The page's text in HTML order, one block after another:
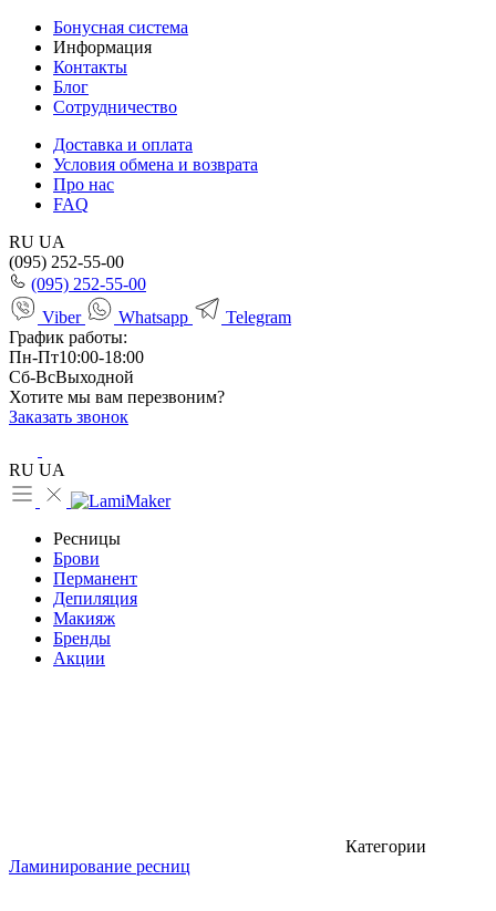
Бонусная система
Информация
Контакты
Блог
Сотрудничество
Доставка и оплата
Условия обмена и возврата
Про нас
FAQ
RU UA
(095) 252-55-00
(095) 252-55-00
Viber
Whatsapp
Telegram
График работы:
Пн-Пт10:00-18:00
Сб-ВсВыходной
Хотите мы вам перезвоним?
Заказать звонок
RU UA
Ресницы
Брови
Перманент
Депиляция
Макияж
Бренды
Акции
Категории
Ламинирование ресниц